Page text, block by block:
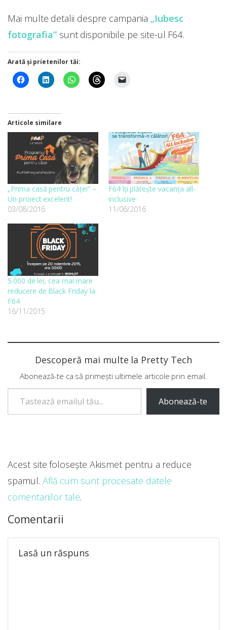
Mai multe detalii despre campania „Iubesc
fotografia” sunt disponibile pe site-ul F64.
Arată și prietenilor tăi:
Articole similare
„Prima casă pentru căței“ –
Un proiect excelent!
03/08/2016
F64 îți plătește vacanța all-
inclusive
11/06/2016
5.000 de lei, cea mai mare
reducere de Black Friday la
F64
16/11/2015
Descoperă mai multe la Pretty Tech
Abonează-te ca să primești ultimele articole prin email.
Tastează emailul tău...
Abonează-te
Comentarii
Lasă un răspuns
Acest site folosește Akismet pentru a reduce
spamul. Află cum sunt procesate datele
comentariilor tale.